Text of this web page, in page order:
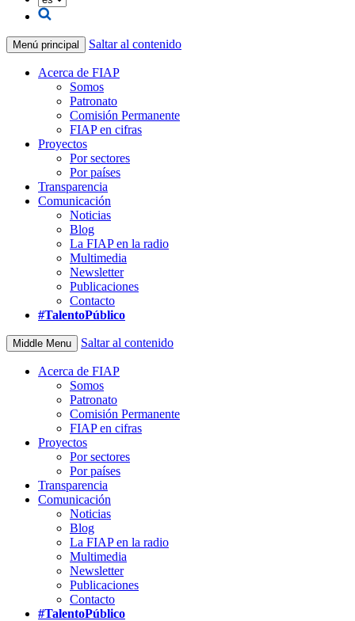
Menú principal Saltar al contenido
Acerca de FIAP
Somos
Patronato
Comisión Permanente
FIAP en cifras
Proyectos
Por sectores
Por países
Transparencia
Comunicación
Noticias
Blog
La FIAP en la radio
Multimedia
Newsletter
Publicaciones
Contacto
#TalentoPúblico
Middle Menu Saltar al contenido
Acerca de FIAP
Somos
Patronato
Comisión Permanente
FIAP en cifras
Proyectos
Por sectores
Por países
Transparencia
Comunicación
Noticias
Blog
La FIAP en la radio
Multimedia
Newsletter
Publicaciones
Contacto
#TalentoPúblico